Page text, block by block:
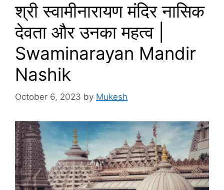
श्री स्वामीनारायण मंदिर नासिक
देवता और उनका महत्व |
Swaminarayan Mandir
Nashik
October 6, 2023 by Mukesh